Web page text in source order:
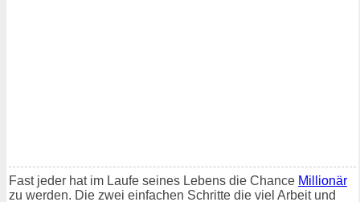
Fast jeder hat im Laufe seines Lebens die Chance Millionär
zu werden. Die zwei einfachen Schritte die viel Arbeit und